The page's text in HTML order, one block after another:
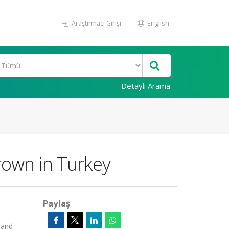
Araştırmacı Girişi English
Detaylı Arama
in Turkey
Paylaş